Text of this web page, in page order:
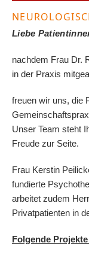
Liebe
nachdem Frau Dr.
in der Praxis
freuen wir uns, die
Unser Team steht
Freude zur Seite.
Frau Kerstin
fundierte
arbeitet zudem
Privatpatienten in
Folgende